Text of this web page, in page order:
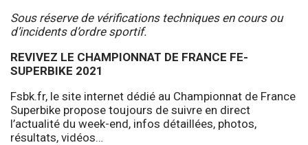
Sous réserve de vérifications techniques en cours ou
d’incidents d’ordre sportif.
REVIVEZ LE CHAMPIONNAT DE FRANCE FE-
SUPERBIKE 2021
Fsbk.fr, le site internet dédié au Championnat de France
Superbike propose toujours de suivre en direct
l’actualité du week-end, infos détaillées, photos,
résultats, vidéos…